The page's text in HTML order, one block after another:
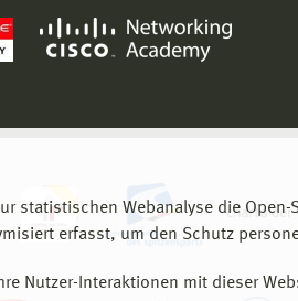
statistischen Webanalyse die Open-
erfasst, um den Schutz
Nutzer-Interaktionen mit dieser